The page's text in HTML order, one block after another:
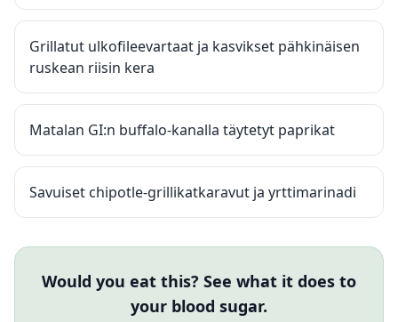
Grillatut ulkofileevartaat ja kasvikset pähkinäisen
ruskean riisin kera
Matalan GI:n buffalo-kanalla täytetyt paprikat
Savuiset chipotle-grillikatkaravut ja yrttimarinadi
Would you eat this? See what it does to
your blood sugar.